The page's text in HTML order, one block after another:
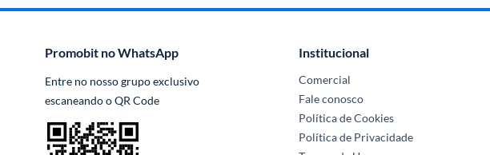
Promobit no WhatsApp
Entre no nosso grupo exclusivo
escaneando o QR Code
Institucional
Comercial
Fale conosco
Política de Cookies
Política de Privacidade